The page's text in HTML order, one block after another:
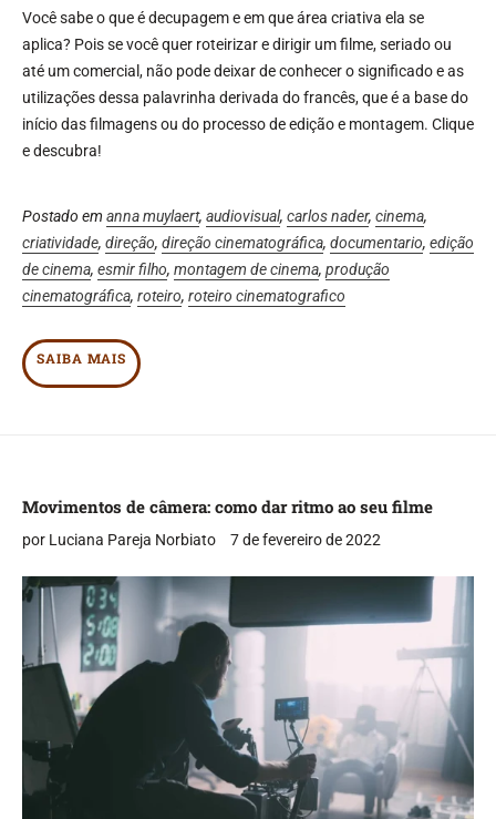
Você sabe o que é decupagem e em que área criativa ela se
aplica? Pois se você quer roteirizar e dirigir um filme, seriado ou
até um comercial, não pode deixar de conhecer o significado e as
utilizações dessa palavrinha derivada do francês, que é a base do
início das filmagens ou do processo de edição e montagem. Clique
e descubra!
Postado em anna muylaert, audiovisual, carlos nader, cinema,
criatividade, direção, direção cinematográfica, documentario, edição
de cinema, esmir filho, montagem de cinema, produção
cinematográfica, roteiro, roteiro cinematografico
SAIBA MAIS
Movimentos de câmera: como dar ritmo ao seu filme
por Luciana Pareja Norbiato 7 de fevereiro de 2022